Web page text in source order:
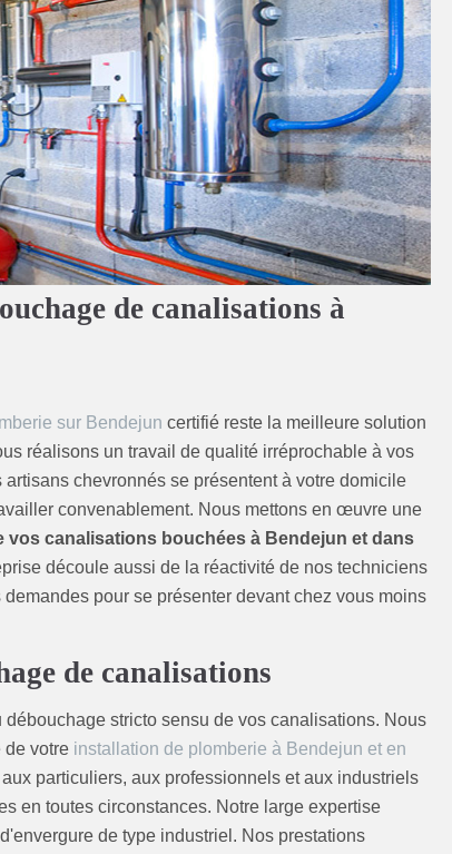
de canalisations à
sur Bendejun certifié reste la meilleure solution
réalisons un travail de qualité irréprochable à vos
chevronnés se présentent à votre domicile
convenablement. Nous mettons en œuvre une
vos canalisations bouchées à Bendejun et dans
découle aussi de la réactivité de nos techniciens
pour se présenter devant chez vous moins
de canalisations
stricto sensu de vos canalisations. Nous
de votre installation de plomberie à Bendejun et en
particuliers, aux professionnels et aux industriels
en toutes circonstances. Notre large expertise
de type industriel. Nos prestations